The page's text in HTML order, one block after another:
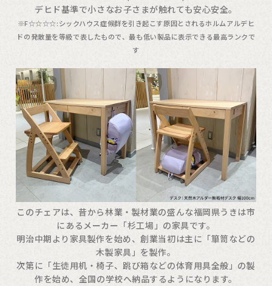
デヒド基準で小さなお子さまが触れても安心安全。
※F☆☆☆☆:シックハウス症候群を引き起こす原因とされるホルムアルデヒ
ドの発散量を等級で表したもので、最も低い製品に表示できる最高ランクで
す
このチェアは、昔から林業・製材業の盛んな福岡県うきは市
にあるメーカー「杉工場」の家具です。
明治中期より家具製作を始め、創業当初は主に「箪笥などの
木製家具」を製作。
次第に「生徒用机・椅子、跳び箱などの体育用具全般」の製
作を始め、全国の学校へ納品するようになります。